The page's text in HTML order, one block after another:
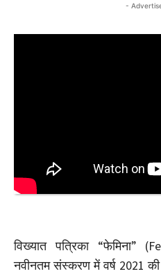
-
विख्यात पत्रिका “फेमिना”
नवीनतम संस्करण में वर्ष 2021